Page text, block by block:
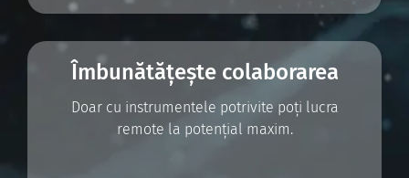
Îmbunătățește colaborarea
Doar cu instrumentele potrivite poți lucra
remote la potențial maxim.